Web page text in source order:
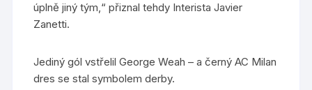
úplně jiný tým,“ přiznal tehdy Interista Javier
Zanetti.
Jediný gól vstřelil George Weah – a černý AC Milan
dres se stal symbolem derby.